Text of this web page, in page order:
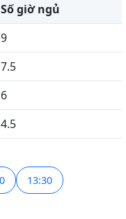
Số giờ ngủ
9
7.5
6
4.5
13:30